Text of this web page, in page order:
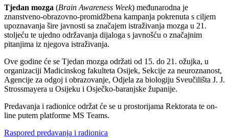
Tjedan mozga (Brain Awareness Week) međunarodna je
znanstveno-obrazovno-promidžbena kampanja pokrenuta s ciljem
upoznavanja šire javnosti sa značajem istraživanja mozga u 21.
stoljeću te ujedno održavanja dijaloga s javnošću o značajnim
pitanjima iz njegova istraživanja.
Ove godine će se Tjedan mozga održati od 15. do 21. ožujka, u
organizaciji Madicinskog fakulteta Osijek, Sekcije za neuroznanost,
Agencije za odgoj i obrazovanje, Odjela za biologiju Sveučilišta J. J.
Strossmayera u Osijeku i Osječko-baranjske županije.
Predavanja i radionice održat će se u prostorijama Rektorata te on-
line putem platforme MS Teams.
Raspored predavanja i radionica